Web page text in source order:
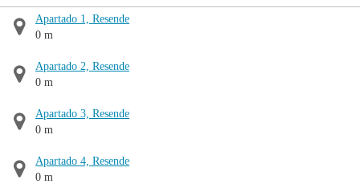
Apartado 1, Resende
0 m
Apartado 2, Resende
0 m
Apartado 3, Resende
0 m
Apartado 4, Resende
0 m